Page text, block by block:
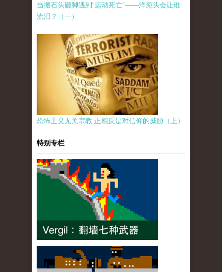
当搬石头砸脚遇到“运动死亡”——洋葱头会让谁
流泪？（一）
恐怖主义无关宗教 正相反是对信仰的威胁（上）
特别专栏